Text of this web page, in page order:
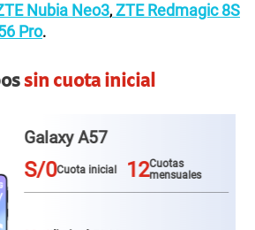
Nubia Neo3, ZTE Redmagic 8S
Pro.
sin cuota inicial
Galaxy A57
S/0Cuota inicial 12 Cuotas
mensuales